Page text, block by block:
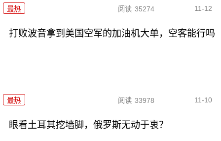
最热 阅读 35274 11-12
打败波音拿到美国空军的加油机大单，空客能行吗
最热 阅读 33978 11-10
眼看土耳其挖墙脚，俄罗斯无动于衷？